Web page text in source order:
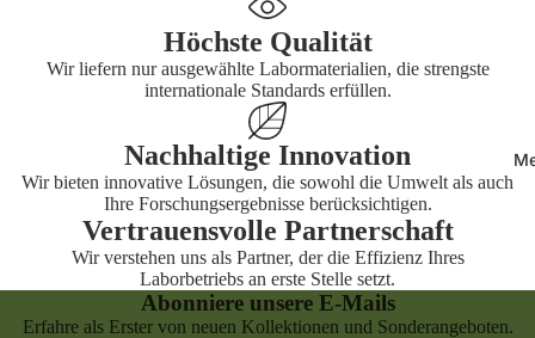
Form
Labor-
Höchste Qualität
Wir liefern nur ausgewählte Labormaterialien, die strengste
internationale Standards erfüllen.
Nachhaltige Innovation
Wir bieten innovative Lösungen, die sowohl die Umwelt als auch
Ihre Forschungsergebnisse berücksichtigen.
Vertrauensvolle Partnerschaft
Wir verstehen uns als Partner, der die Effizienz Ihres
Laborbetriebs an erste Stelle setzt.
Abonniere unsere E-Mails
Erfahre als Erster von neuen Kollektionen und Sonderangeboten.